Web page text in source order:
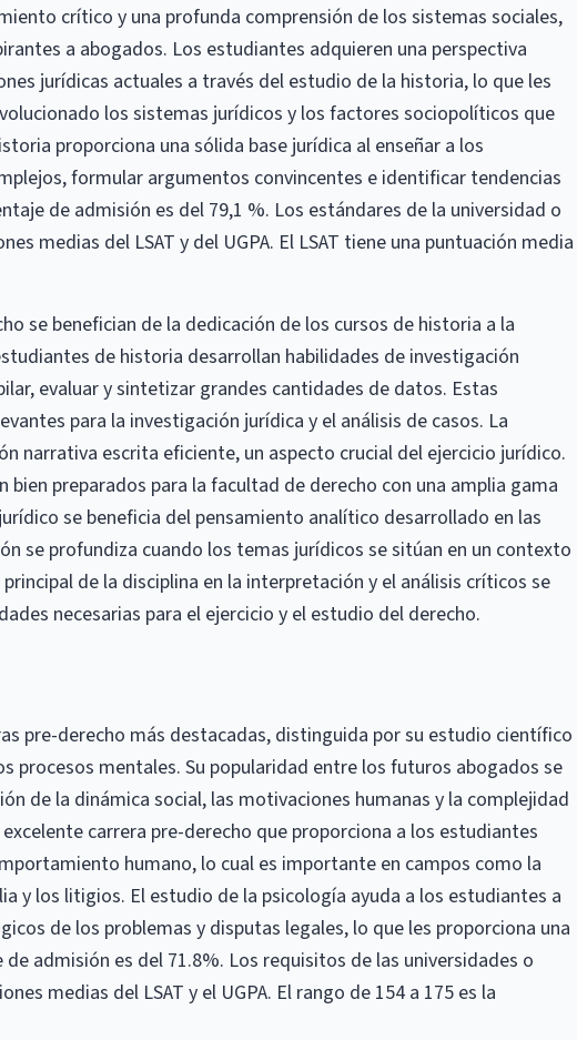
crítico y una profunda comprensión de los sistemas sociales,
a abogados. Los estudiantes adquieren una perspectiva
jurídicas actuales a través del estudio de la historia, lo que les
los sistemas jurídicos y los factores sociopolíticos que
proporciona una sólida base jurídica al enseñar a los
formular argumentos convincentes e identificar tendencias
de admisión es del 79,1 %. Los estándares de la universidad o
medias del LSAT y del UGPA. El LSAT tiene una puntuación media
se benefician de la dedicación de los cursos de historia a la
de historia desarrollan habilidades de investigación
evaluar y sintetizar grandes cantidades de datos. Estas
para la investigación jurídica y el análisis de casos. La
narrativa escrita eficiente, un aspecto crucial del ejercicio jurídico.
preparados para la facultad de derecho con una amplia gama
se beneficia del pensamiento analítico desarrollado en las
se profundiza cuando los temas jurídicos se sitúan en un contexto
de la disciplina en la interpretación y el análisis críticos se
necesarias para el ejercicio y el estudio del derecho.
pre-derecho más destacadas, distinguida por su estudio científico
procesos mentales. Su popularidad entre los futuros abogados se
de la dinámica social, las motivaciones humanas y la complejidad
carrera pre-derecho que proporciona a los estudiantes
humano, lo cual es importante en campos como la
y los litigios. El estudio de la psicología ayuda a los estudiantes a
de los problemas y disputas legales, lo que les proporciona una
admisión es del 71.8%. Los requisitos de las universidades o
medias del LSAT y el UGPA. El rango de 154 a 175 es la